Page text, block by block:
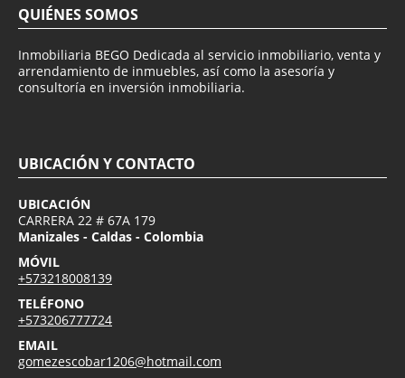
QUIÉNES SOMOS
Inmobiliaria BEGO Dedicada al servicio inmobiliario, venta y
arrendamiento de inmuebles, así como la asesoría y
consultoría en inversión inmobiliaria.
UBICACIÓN Y CONTACTO
UBICACIÓN
CARRERA 22 # 67A 179
Manizales - Caldas - Colombia
MÓVIL
+573218008139
TELÉFONO
+573206777724
EMAIL
gomezescobar1206@hotmail.com